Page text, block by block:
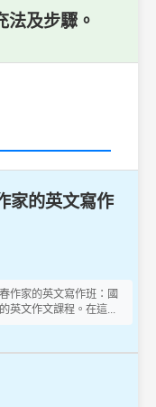
法及步驟。
家的英文寫作
作家的英文寫作班：國
英文作文課程。在這...